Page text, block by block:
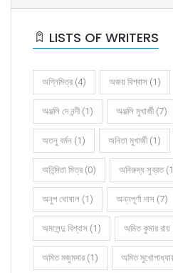
LISTS OF WRITERS
অগ্নিমিত্র (4) অজয় বিশ্বাস (1)
অঞ্জলি দে নন্দী (1) অঞ্জলি মুখার্জী (7)
অতনু বর্মন (1) অনিতা মুখার্জী (1)
অনিন্দিতা মিত্র (0) অনিরুদ্ধ সুব্রত
অনুপ ঘোষাল (1) অন্নপূর্ণা দাস (7)
অমলেন্দু বিশ্বাস (1) অমিত কুমার
অমিত মজুমদার (1) অমিত